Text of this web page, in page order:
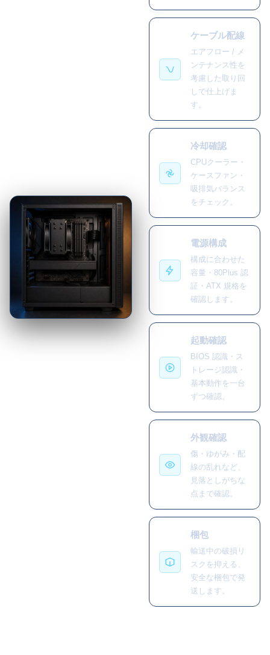
ケーブル配線
エアフロー / メ
ンテナンス性を
考慮した取り回
しで仕上げま
す。
冷却確認
CPUクーラー・
ケースファン・
吸排気バランス
をチェック。
電源構成
構成に合わせた
容量・80Plus 認
証・ATX 規格を
確認します。
起動確認
BIOS 認識・ス
トレージ認識・
基本動作を一台
ずつ確認。
外観確認
傷・ゆがみ・配
線の乱れなど、
見落としがちな
点まで確認。
梱包
輸送中の破損リ
スクを抑える、
安全な梱包で発
送します。